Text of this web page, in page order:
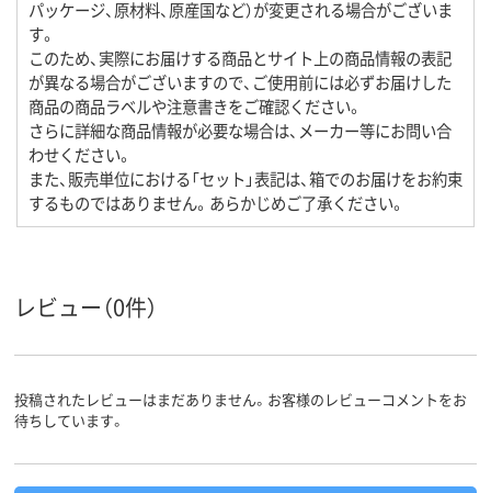
パッケージ、原材料、原産国など）が変更される場合がございま
す。
このため、実際にお届けする商品とサイト上の商品情報の表記
が異なる場合がございますので、ご使用前には必ずお届けした
商品の商品ラベルや注意書きをご確認ください。
さらに詳細な商品情報が必要な場合は、メーカー等にお問い合
わせください。
また、販売単位における「セット」表記は、箱でのお届けをお約束
するものではありません。あらかじめご了承ください。
レビュー（0件）
投稿されたレビューはまだありません。お客様のレビューコメントをお
待ちしています。